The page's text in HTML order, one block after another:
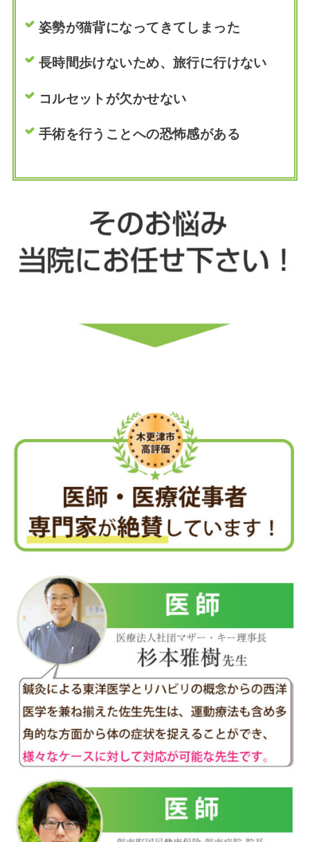
姿勢が猫背になってきてしまった
長時間歩けないため、旅行に行けない
コルセットが欠かせない
手術を行うことへの恐怖感がある